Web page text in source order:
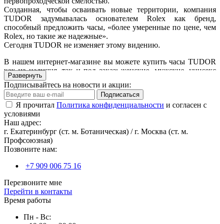
Созданная, чтобы осваивать новые территории, компания
TUDOR задумывалась основателем Rolex как бренд,
способный предложить часы, «более умеренные по цене, чем
Rolex, но такие же надежные».
Сегодня TUDOR не изменяет этому видению.
В нашем интернет-магазине вы можете купить часы TUDOR
как из наличия, так и под заказ: женские, мужские, унисекс
модели из нержавеющей стали, с золотом, с бриллиантами
выгодной цене.
Часы TUDOR: рожденыдерзать.
Развернуть
Подписывайтесь на новости и акции:
Подписаться
Я прочитал Политика конфиденциальности и согласен с
условиями
Наш адрес:
г. Екатеринбург (ст. м. Ботаническая) / г. Москва (ст. м.
Профсоюзная)
Позвоните нам:
+7 909 006 75 16
Перезвоните мне
Перейти в контакты
Время работы
Пн - Вс: